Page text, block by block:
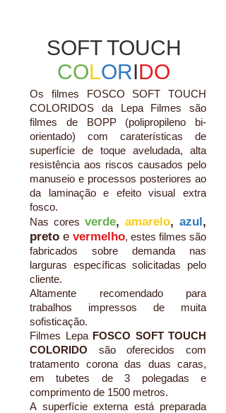
SOFT TOUCH
COLORIDO
Os filmes FOSCO SOFT TOUCH
COLORIDOS da Lepa Filmes são
filmes de BOPP (polipropileno bi-
orientado) com caraterísticas de
superfície de toque aveludada, alta
resistência aos riscos causados pelo
manuseio e processos posteriores ao
da laminação e efeito visual extra
fosco.
Nas cores verde, amarelo, azul,
preto e vermelho, estes filmes são
fabricados sobre demanda nas
larguras específicas solicitadas pelo
cliente.
Altamente recomendado para
trabalhos impressos de muita
sofisticação.
Filmes Lepa FOSCO SOFT TOUCH
COLORIDO são oferecidos com
tratamento corona das duas caras,
em tubetes de 3 polegadas e
comprimento de 1500 metros.
A superfície externa está preparada